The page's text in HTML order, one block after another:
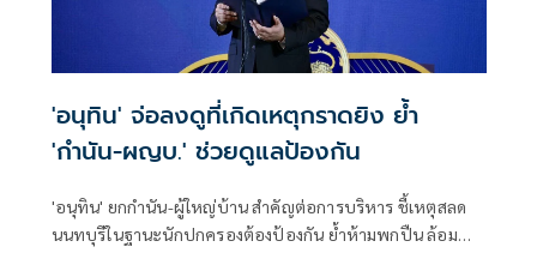
'อนุทิน' จ่อลงดูที่เกิดเหตุกราดยิง ย้ำ
'กำนัน-ผญบ.' ช่วยดูแลป้องกัน
'อนุทิน' ยกกำนัน-ผู้ใหญ่บ้าน สำคัญต่อการบริหาร ชี้เหตุสลด
นนทบุรีในฐานะนักปกครองต้องป้องกัน ย้ำห้ามพกปืน ล้อม